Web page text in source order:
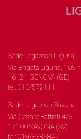
Sede Legacoop Liguria
Via Brigata Liguria, 105 r.
16121 GENOVA (GE)
tel: 010/572111
Sede Legacoop Savona
Via Cesare Battisti 4/6
17100 SAVONA (SV)
tel: 019/8386847